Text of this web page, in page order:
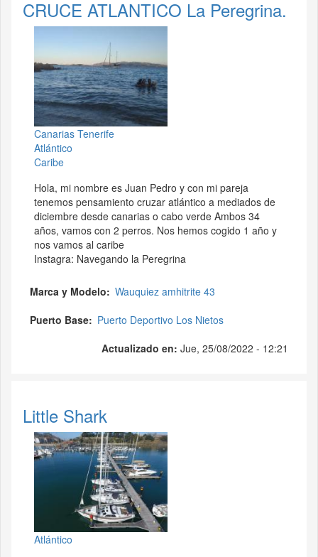
CRUCE ATLANTICO La Peregrina.
Canarias Tenerife
Atlántico
Caribe
Hola, mi nombre es Juan Pedro y con mi pareja
tenemos pensamiento cruzar atlántico a mediados de
diciembre desde canarias o cabo verde Ambos 34
años, vamos con 2 perros. Nos hemos cogido 1 año y
nos vamos al caribe
Instagra: Navegando la Peregrina
Marca y Modelo
Wauquiez amhitrite 43
Puerto Base
Puerto Deportivo Los Nietos
Actualizado en: Jue, 25/08/2022 - 12:21
Little Shark
Atlántico